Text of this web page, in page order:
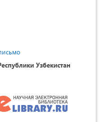
Узбекистан